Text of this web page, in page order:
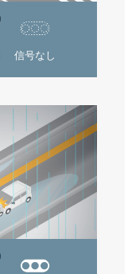
信号なし